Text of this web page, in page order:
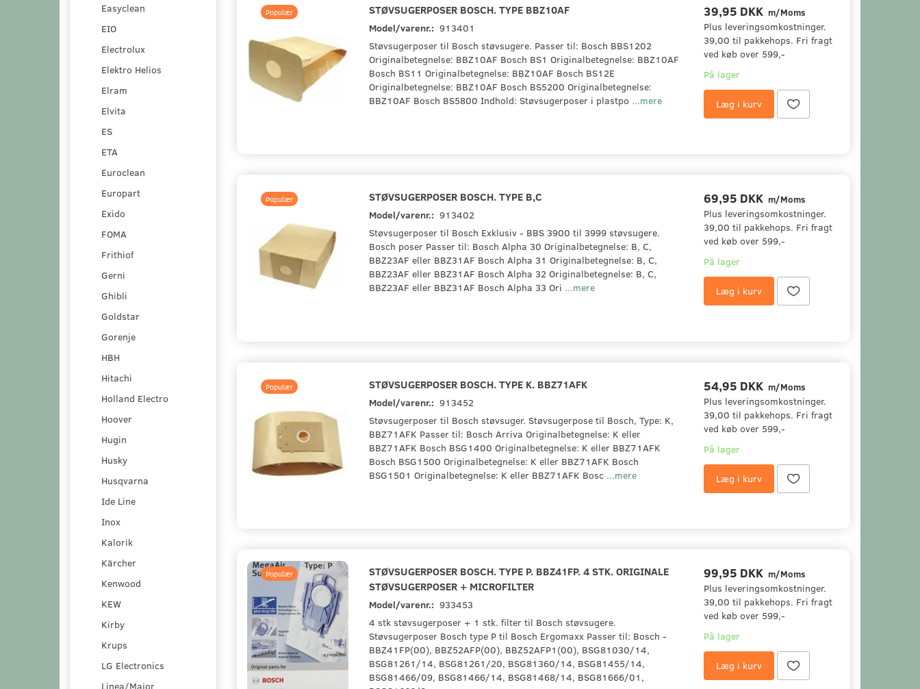
Easyclean
EIO
Electrolux
Elektro Helios
Elram
Elvita
ES
ETA
Euroclean
Europart
Exido
FOMA
Frithiof
Gerni
Ghibli
Goldstar
Gorenje
HBH
Hitachi
Holland Electro
Hoover
Hugin
Husky
Husqvarna
Ide Line
Inox
Kalorik
Kärcher
Kenwood
KEW
Kirby
Krups
LG Electronics
Linea/Major
Populær STØVSUGERPOSER BOSCH. TYPE BBZ10AF
Model/varenr.: 913401
Støvsugerposer til Bosch støvsugere. Passer til: Bosch BBS1202
Originalbetegnelse: BBZ10AF Bosch BS1 Originalbetegnelse: BBZ10AF
Bosch BS11 Originalbetegnelse: BBZ10AF Bosch BS12E
Originalbetegnelse: BBZ10AF Bosch BS5200 Originalbetegnelse:
BBZ10AF Bosch BS5800 Indhold: Støvsugerposer i plastpo ...mere
39,95 DKK m/Moms
Plus leveringsomkostninger.
39,00 til pakkehops. Fri fragt
ved køb over 599,-
På lager
Læg i kurv
Populær STØVSUGERPOSER BOSCH. TYPE B,C
Model/varenr.: 913402
Støvsugerposer til Bosch Exklusiv - BBS 3900 til 3999 støvsugere.
Bosch poser Passer til: Bosch Alpha 30 Originalbetegnelse: B, C,
BBZ23AF eller BBZ31AF Bosch Alpha 31 Originalbetegnelse: B, C,
BBZ23AF eller BBZ31AF Bosch Alpha 32 Originalbetegnelse: B, C,
BBZ23AF eller BBZ31AF Bosch Alpha 33 Ori ...mere
69,95 DKK m/Moms
Plus leveringsomkostninger.
39,00 til pakkehops. Fri fragt
ved køb over 599,-
På lager
Læg i kurv
Populær STØVSUGERPOSER BOSCH. TYPE K. BBZ71AFK
Model/varenr.: 913452
Støvsugerposer til Bosch støvsuger. Støvsugerpose til Bosch, Type: K,
BBZ71AFK Passer til: Bosch Arriva Originalbetegnelse: K eller
BBZ71AFK Bosch BSG1400 Originalbetegnelse: K eller BBZ71AFK
Bosch BSG1500 Originalbetegnelse: K eller BBZ71AFK Bosch
BSG1501 Originalbetegnelse: K eller BBZ71AFK Bosc ...mere
54,95 DKK m/Moms
Plus leveringsomkostninger.
39,00 til pakkehops. Fri fragt
ved køb over 599,-
På lager
Læg i kurv
Populær
STØVSUGERPOSER BOSCH. TYPE P. BBZ41FP. 4 STK. ORIGINALE
STØVSUGERPOSER + MICROFILTER
Model/varenr.: 933453
4 stk støvsugerposer + 1 stk. filter til Bosch støvsugere.
Støvsugerposer Bosch type P til Bosch Ergomaxx Passer til: Bosch -
BBZ41FP(00), BBZ52AFP(00), BBZ52AFP1(00), BSG81030/14,
BSG81261/14, BSG81261/20, BSG81360/14, BSG81455/14,
BSG81466/09, BSG81466/14, BSG81468/14, BSG81666/01,
99,95 DKK m/Moms
Plus leveringsomkostninger.
39,00 til pakkehops. Fri fragt
ved køb over 599,-
På lager
Læg i kurv